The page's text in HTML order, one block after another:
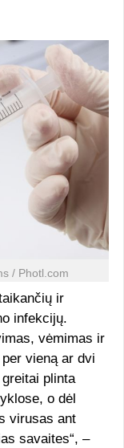
/ Photl.com
ir
infekcijų.
vėmimas ir
vieną ar dvi
plinta
o dėl
virusas ant
savaites“, –